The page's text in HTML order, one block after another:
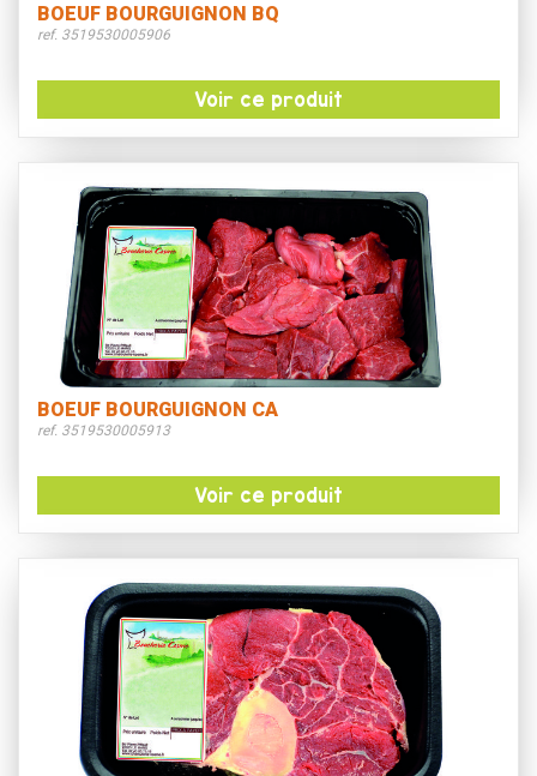
BOEUF BOURGUIGNON BQ
ref. 3519530005906
Voir ce produit
BOEUF BOURGUIGNON CA
ref. 3519530005913
Voir ce produit